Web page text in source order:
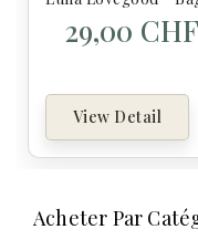
29,00 CHF
View Detail
Acheter Par